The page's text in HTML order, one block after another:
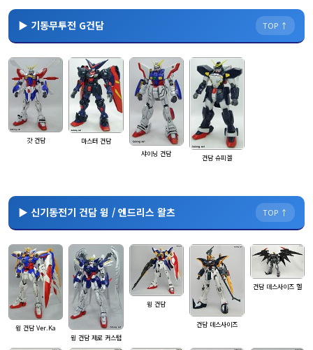
▶ 기동무투전 G건담 TOP ↑
갓 건담
마스터 건담
샤이닝 건담
건담 슈피겔
▶ 신기동전기 건담 윙 / 엔드리스 왈츠 TOP ↑
윙 건담 Ver.Ka
윙 건담 제로 커스텀
윙 건담
건담 데스사이즈
건담 데스사이즈 헬